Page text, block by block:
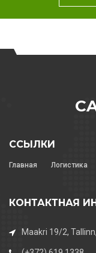
ССЫЛКИ
Главная Логистика
КОНТАКТНАЯ
Maakri 19/2,